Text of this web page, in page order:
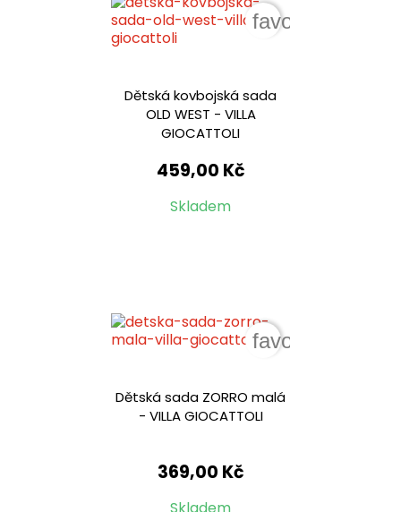
Dětská kovbojská sada
OLD WEST - VILLA
GIOCATTOLI
459,00 Kč
Skladem
favorite_border
Dětská sada ZORRO malá
- VILLA GIOCATTOLI
369,00 Kč
favorite_border